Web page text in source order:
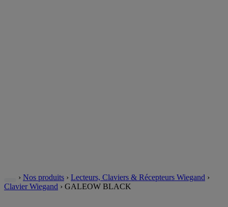
› Nos produits › Lecteurs, Claviers & Récepteurs Wiegand ›
Clavier Wiegand › GALEOW BLACK